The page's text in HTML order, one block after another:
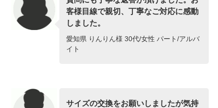
客様目線で親切、丁寧なご対応に感動
しました。
愛知県 りんりん様 30代/女性 パート/アルバ
イト
サイズの交換をお願いしましたが気持